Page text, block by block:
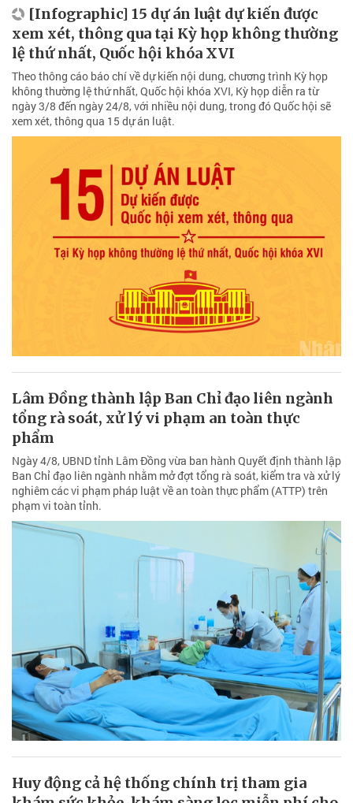
[Infographic] 15 dự án luật dự kiến được
xem xét, thông qua tại Kỳ họp không thường
lệ thứ nhất, Quốc hội khóa XVI
Theo thông cáo báo chí về dự kiến nội dung, chương trình Kỳ họp
không thường lệ thứ nhất, Quốc hội khóa XVI, Kỳ họp diễn ra từ
ngày 3/8 đến ngày 24/8, với nhiều nội dung, trong đó Quốc hội sẽ
xem xét, thông qua 15 dự án luật.
Lâm Đồng thành lập Ban Chỉ đạo liên ngành
tổng rà soát, xử lý vi phạm an toàn thực
phẩm
Ngày 4/8, UBND tỉnh Lâm Đồng vừa ban hành Quyết định thành lập
Ban Chỉ đạo liên ngành nhằm mở đợt tổng rà soát, kiểm tra và xử lý
nghiêm các vi phạm pháp luật về an toàn thực phẩm (ATTP) trên
phạm vi toàn tỉnh.
Huy động cả hệ thống chính trị tham gia